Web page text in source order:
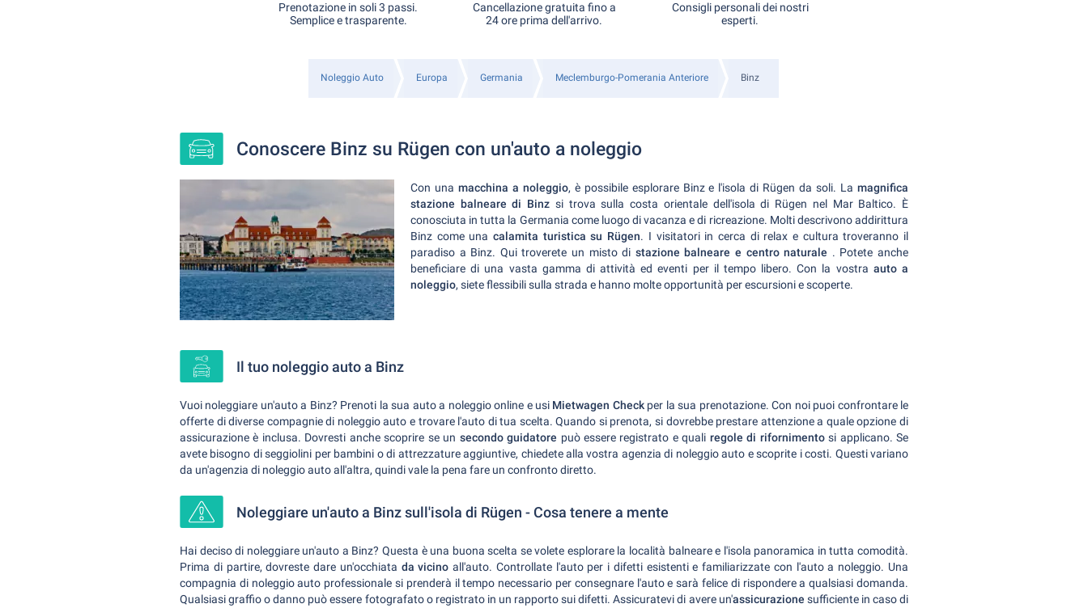
Prenotazione in soli 3 passi.
Semplice e trasparente.
Cancellazione gratuita fino a
24 ore prima dell'arrivo.
Consigli personali dei nostri
esperti.
Noleggio Auto Europa Germania Meclemburgo-Pomerania Anteriore Binz
Conoscere Binz su Rügen con un'auto a noleggio
Con una macchina a noleggio, è possibile esplorare Binz e l'isola di Rügen da soli. La magnifica
stazione balneare di Binz si trova sulla costa orientale dell'isola di Rügen nel Mar Baltico. È
conosciuta in tutta la Germania come luogo di vacanza e di ricreazione. Molti descrivono addirittura
Binz come unacalamita turistica su Rügen. I visitatori in cerca di relax e cultura troveranno il
paradiso a Binz. Qui troverete un misto di stazione balneare e centro naturale . Potete anche
beneficiare di una vasta gamma di attività ed eventi per il tempo libero. Con la vostra auto a
noleggio, siete flessibili sulla strada e hanno molte opportunità per escursioni e scoperte.
Il tuo noleggio auto a Binz
Vuoi noleggiare un'auto a Binz? Prenoti la sua auto a noleggio online e usi Mietwagen Checkper la sua prenotazione. Con noi puoi confrontare le
offerte di diverse compagnie di noleggio auto e trovare l'auto di tua scelta. Quando si prenota, si dovrebbe prestare attenzione a quale opzione di
assicurazione è inclusa. Dovresti anche scoprire se un secondo guidatore può essere registrato e quali regole di rifornimentosi applicano. Se
avete bisogno di seggiolini per bambini o di attrezzature aggiuntive, chiedete alla vostra agenzia di noleggio auto e scoprite i costi. Questi variano
da un'agenzia di noleggio auto all'altra, quindi vale la pena fare un confronto diretto.
Noleggiare un'auto a Binz sull'isola di Rügen - Cosa tenere a mente
Hai deciso di noleggiare un'auto a Binz? Questa è una buona scelta se volete esplorare la località balneare e l'isola panoramica in tutta comodità.
Prima di partire, dovreste dare un'occhiata da vicino all'auto. Controllate l'auto per i difetti esistenti e familiarizzate con l'auto a noleggio. Una
compagnia di noleggio auto professionale si prenderà il tempo necessario per consegnare l'auto e sarà felice di rispondere a qualsiasi domanda.
Qualsiasi graffio o danno può essere fotografato o registrato in un rapporto sui difetti. Assicuratevi di avere un'assicurazione sufficiente in caso di